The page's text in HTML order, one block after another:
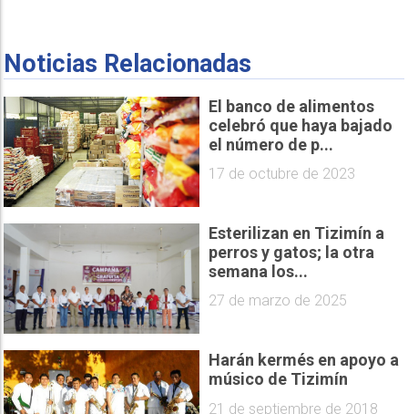
Noticias Relacionadas
El banco de alimentos
celebró que haya bajado
el número de p...
17 de octubre de 2023
Esterilizan en Tizimín a
perros y gatos; la otra
semana los...
27 de marzo de 2025
Harán kermés en apoyo a
músico de Tizimín
21 de septiembre de 2018